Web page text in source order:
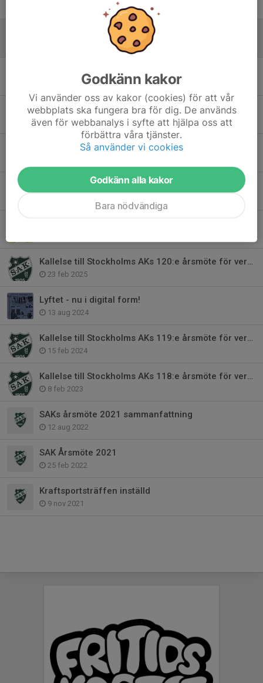
Stockholms AKs 121:a årsmöte för 2025
23 dec 2025
Veteran-SM I styrkelyft 2025
24 nov 2025
Det är aldrig för sent att bli stark!
Fira 120 år med Stockholms AK den 8/11!
Kallelse till Stockholms AKs 120:e årsmöte för verksamhetsåret 2024
23 feb 2025
Lyftet - nu i digital form!
13 aug 2024
Kallelse till Stockholms AKs 119:e årsmöte för verksamhetsåret 2023
15 feb 2024
Kallelse till Stockholms AKs 118:e årsmöte för verksamhetsåret 2022
8 feb 2023
SAKs årsmöte 2021 sammanfattning
12 aug 2022
SAK Årsmöte 2021
25 feb 2022
Kraftsportsträffen inställd
9 nov 2021
Godkänn kakor
Vi använder oss av kakor (cookies) för att vår
webbplats ska fungera bra för dig. De används
även för webbanalys i syfte att hjälpa oss att
förbättra våra tjänster.
Så använder vi cookies
Godkänn alla kakor
Bara nödvändiga